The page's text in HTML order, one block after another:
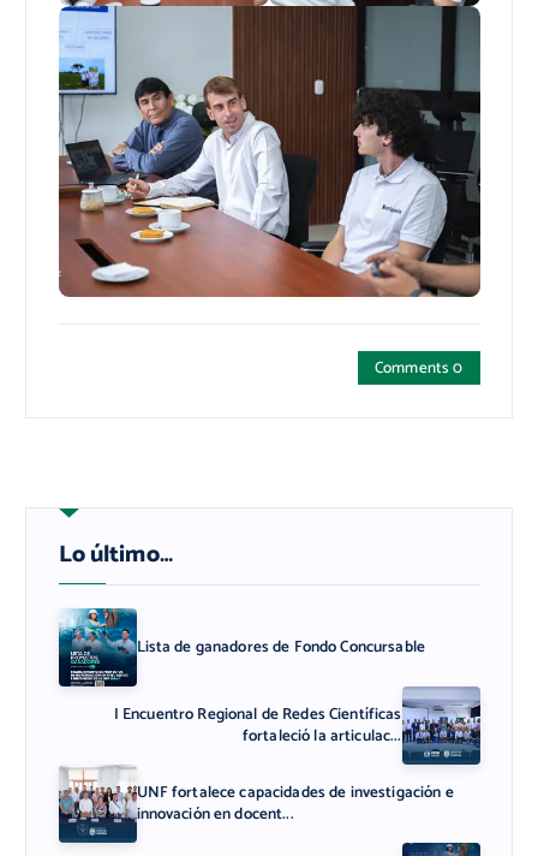
Comments 0
Lo último…
Lista de ganadores de Fondo Concursable
I Encuentro Regional de Redes Científicas
fortaleció la articulac...
UNF fortalece capacidades de investigación e
innovación en docent...